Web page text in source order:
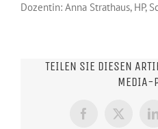
Dozentin: Anna Strathaus, HP,
TEILEN SIE DIESEN
MEDIA-
Facebook
X